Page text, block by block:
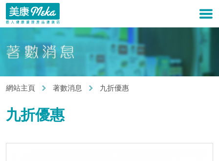
網站主頁 著數消息 九折優惠
九折優惠